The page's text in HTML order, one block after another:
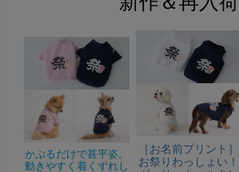
かぶるだけで甚平姿。
動きやすく着くずれし
［お名前プリント］
お祭りわっしょい！